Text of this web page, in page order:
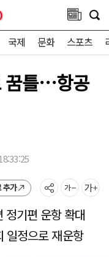
국제 문화 스포츠
꿈틀…항공
추가
정기편 운항 확대
일정으로 재운항